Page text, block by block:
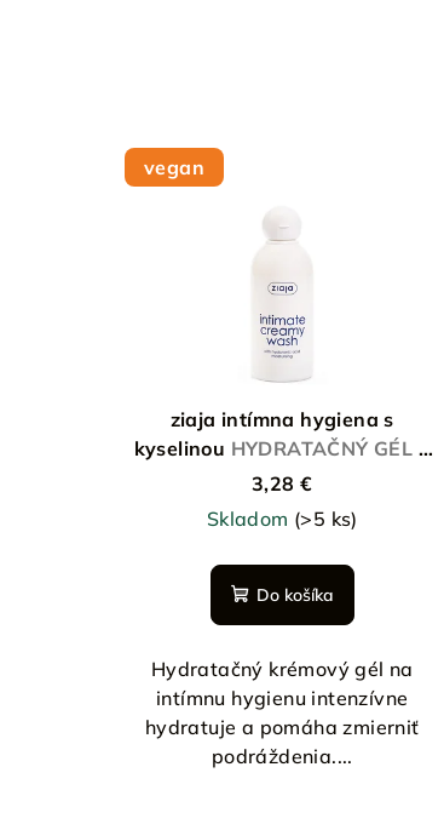
vegan
ziaja intímna hygiena s
kyselinou HYDRATAČNÝ GÉL S
KYSELINOU HYALURONOVOU
3,28 €
Skladom (>5 ks)
Do košíka
Hydratačný krémový gél na
intímnu hygienu intenzívne
hydratuje a pomáha zmierniť
podráždenia....